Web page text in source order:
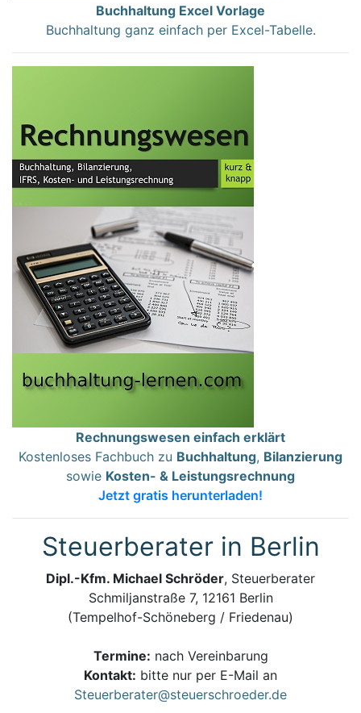
Buchhaltung Excel Vorlage
Buchhaltung ganz einfach per Excel-Tabelle.
Rechnungswesen einfach erklärt
Kostenloses Fachbuch zu Buchhaltung, Bilanzierung
sowie Kosten- & Leistungsrechnung
Jetzt gratis herunterladen!
Steuerberater in Berlin
Dipl.-Kfm. Michael Schröder, Steuerberater
Schmiljanstraße 7, 12161 Berlin
(Tempelhof-Schöneberg / Friedenau)
Termine: nach Vereinbarung
Kontakt: bitte nur per E-Mail an
Steuerberater@steuerschroeder.de